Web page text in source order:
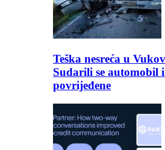
Teška nesreća u
Sudarili se automobil
povrijeđene